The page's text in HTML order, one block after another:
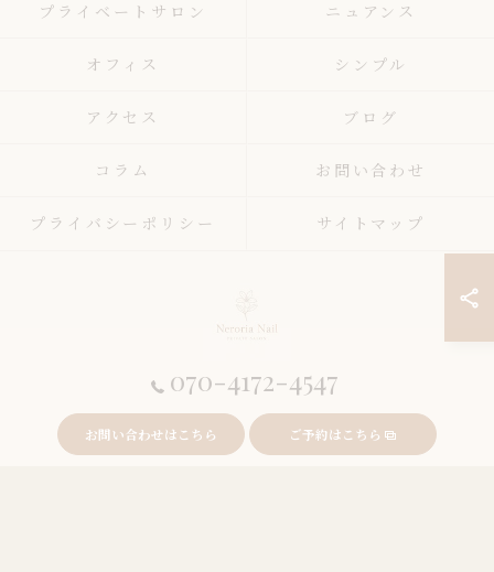
070-4172-4547
お問い合わせはこちら ご予約はこちら
プライベートサロン ニュアンス
オフィス シンプル
アクセス ブログ
コラム お問い合わせ
プライバシーポリシー サイトマップ
© 2026 東京都錦糸町周辺のネイルサロンならneroria nail ALL RIGHTS
RESERVED.